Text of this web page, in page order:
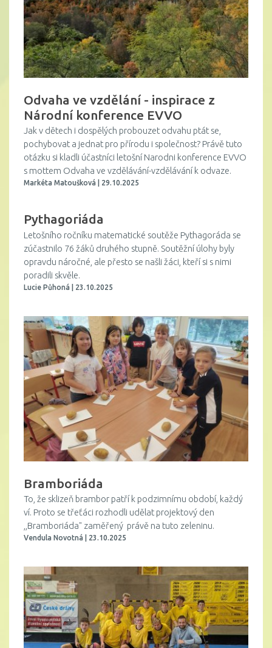
Odvaha ve vzdělání - inspirace z
Národní konference EVVO
Jak v dětech i dospělých probouzet odvahu ptát se,
pochybovat a jednat pro přírodu i společnost? Právě tuto
otázku si kladli účastníci letošní Narodni konference EVVO
s mottem Odvaha ve vzdělávání-vzdělávání k odvaze.
Markéta Matoušková | 29.10.2025
Pythagoriáda
Letošního ročníku matematické soutěže Pythagoráda se
zúčastnilo 76 žáků druhého stupně. Soutěžní úlohy byly
opravdu náročné, ale přesto se našli žáci, kteří si s nimi
poradili skvěle.
Lucie Půhoná | 23.10.2025
Bramboriáda
To, že sklizeň brambor patří k podzimnímu období, každý
ví. Proto se třeťáci rozhodli udělat projektový den
,,Bramboriáda" zaměřený právě na tuto zeleninu.
Vendula Novotná | 23.10.2025